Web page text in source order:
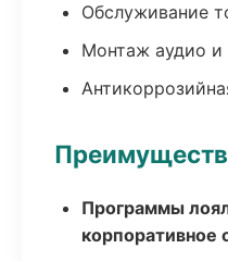
Обслуживание
Монтаж аудио и
Программы
корпоративное